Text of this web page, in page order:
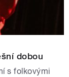
dobou
s folkovými